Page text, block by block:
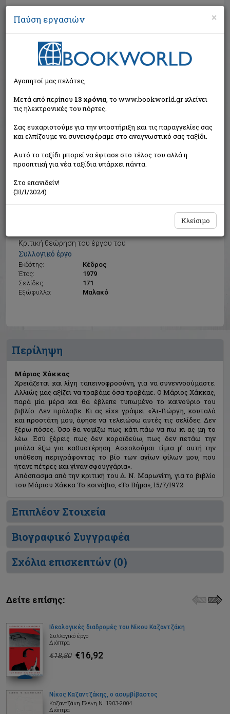
Αναζήτηση
Κριτική θεώρηση του έργου του
Συλλογικό έργο
Εκδότης:
Κέδρος
Έτος:
1979
Σελίδες:
171
Εξώφυλλο:
Μαλακό
Η τιμή μας:
Δεν υπάρχει δυνατότητα παραγγελίας
Περίληψη
Μάριος Χάκκας
Χρειάζεται και λίγη ταπεινοφροσύνη, για να συνεννοούμαστε.
Αλλιώς μας αξίζει να τραβάμε όσα τραβάμε. Ο Μάριος Χάκκας,
παρά μία μέρα και θα έβλεπε τυπωμένο το καινούριο του
βιβλίο. Δεν πρόλαβε. Κι ας είχε γράψει: «Άι-Γιώργη, κουταλά
και προστάτη μου, άφησε να τελειώσω αυτές τις σελίδες. Δεν
ξέρω πόσες. Όσο θα νομίζω πως κάτι πάω να πω κι ας μη το
λέω. Εσύ ξέρεις πως δεν κοροϊδεύω, πως δεν πετάω την
μπάλα έξω για καθυστέρηση. Ασχολούμαι τίμια μ’ αυτή την
υπόθεση περιγράφοντας το βίο των αγίων φίλων μου, που
ήτανε πέτρες και γίναν σφουγγάρια».
Απόσπασμα από την κριτική του Δ. Ν. Μαρωνίτη, για το βιβλίο
του Μάριου Χάκκα Το κοινόβιο, «Το Βήμα», 15/7/1972
Επιπλέον Στοιχεία
Βιογραφικό Συγγραφέα
Σχόλια επισκεπτών (0)
Δείτε επίσης:
Ιδεολογικές διαδρομές του Νίκου Καζαντζάκη
Συλλογικό έργο
Διόπτρα
€18,80 €16,92
Νίκος Καζαντζάκης, ο ασυμβίβαστος
Καζαντζάκη Ελένη Ν. 1903-2004
Διόπτρα
×
Παύση εργασιών
Αγαπητοί μας πελάτες,
Μετά από περίπου 13 χρόνια, το www.bookworld.gr κλείνει
τις ηλεκτρονικές του πόρτες.
Σας ευχαριστούμε για την υποστήριξη και τις παραγγελίες σας
και ελπίζουμε να συνεισφέραμε στο αναγνωστικό σας ταξίδι.
Αυτό το ταξίδι μπορεί να έφτασε στο τέλος του αλλά η
προοπτική για νέα ταξίδια υπάρχει πάντα.
Στο επανιδείν!
(31/1/2024)
Κλείσιμο